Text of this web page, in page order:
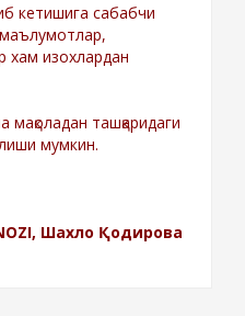
кетишига сабабчи
маълумотлар,
хам изохлардан
ташқаридаги
мумкин.
Шахло Қодирова